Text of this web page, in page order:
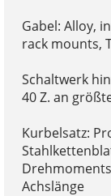
Gabel: Alloy,
rack mounts,
Schaltwerk
40 Z. an
Kurbelsatz:
Achslänge